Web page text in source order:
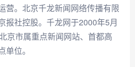
营。北京千龙新闻网络传播有限
报社控股。千龙网于2000年5月
京市属重点新闻网站、首都高
单位。